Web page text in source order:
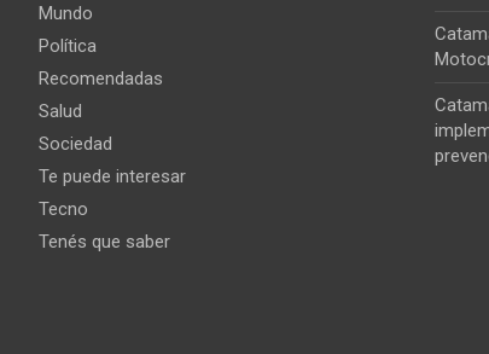
Mundo
Política
Recomendadas
Salud
Sociedad
Te puede interesar
Tecno
Tenés que saber